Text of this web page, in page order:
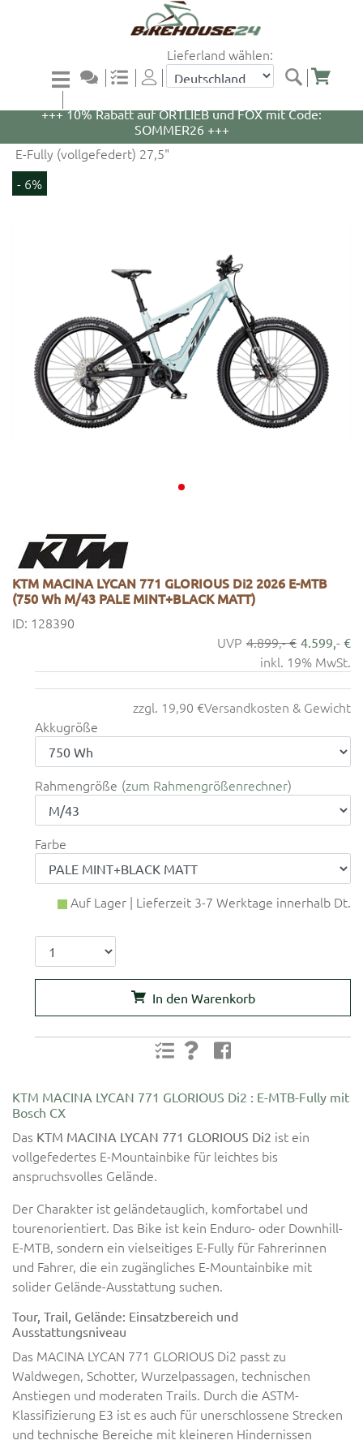
Lieferland wählen:
+++ 5% Rabatt auf WOOM Bikes und Zubehör mit
+++ 10% Rabatt auf ORTLIEB und FOX mit Code:
SOMMER26 +++
E-Fully (vollgefedert) 27,5"
- 6%
KTM MACINA LYCAN 771 GLORIOUS Di2 2026 E-MTB
(750 Wh M/43 PALE MINT+BLACK MATT)
ID: 128390
4.899,- € 4.599,- €
inkl. 19% MwSt.
zzgl. 19,90 €Versandkosten & Gewicht
Akkugröße
Rahmengröße zum Rahmengrößenrechner
Farbe
Auf Lager | Lieferzeit 3-7 Werktage innerhalb Dt.
In den Warenkorb
KTM MACINA LYCAN 771 GLORIOUS Di2 : E-MTB-Fully mit
Bosch CX
Das KTM MACINA LYCAN 771 GLORIOUS Di2 ist ein
vollgefedertes E-Mountainbike für leichtes bis
anspruchsvolles Gelände.
Der Charakter ist geländetauglich, komfortabel und
tourenorientiert. Das Bike ist kein Enduro- oder Downhill-
E-MTB, sondern ein vielseitiges E-Fully für Fahrerinnen
und Fahrer, die ein zugängliches E-Mountainbike mit
solider Gelände-Ausstattung suchen.
Tour, Trail, Gelände: Einsatzbereich und
Ausstattungsniveau
Das MACINA LYCAN 771 GLORIOUS Di2 passt zu
Waldwegen, Schotter, Wurzelpassagen, technischen
Anstiegen und moderaten Trails. Durch die ASTM-
Klassifizierung E3 ist es auch für unerschlossene Strecken
und technische Bereiche mit kleineren Hindernissen